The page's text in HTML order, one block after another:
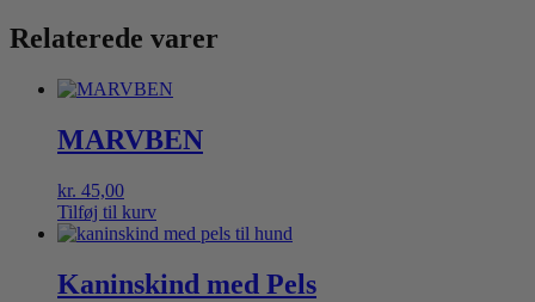
Relaterede varer
MARVBEN
kr. 45,00
Tilføj til kurv
Kaninskind med Pels